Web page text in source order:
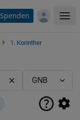
Spenden
1. Korinther